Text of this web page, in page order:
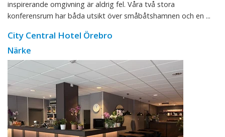
inspirerande omgivning är aldrig fel. Våra två stora
konferensrum har båda utsikt över småbåtshamnen och en ...
City Central Hotel Örebro
Närke